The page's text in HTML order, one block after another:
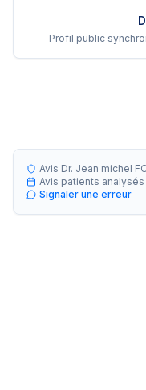
Profil public
Avis Dr. Jean michel
Avis patients analysés
Signaler une erreur